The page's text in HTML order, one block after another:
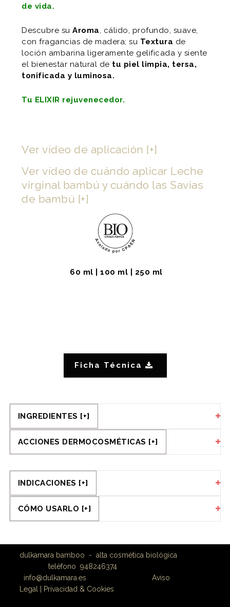
de vida.
Descubre suAroma, cálido, profundo, suave,
con fragancias de madera; su Textura de
loción ambarina ligeramente gelificada y siente
el bienestar natural de tu piel limpia, tersa,
tonificada y luminosa.
Tu ELIXIR rejuvenecedor.
Ver vídeode aplicación [+]
Ver vídeo de cuándo aplicar Leche
virginal bambú y cuándo las Savias
de bambú [+]
60 ml | 100 ml | 250 ml
Ficha Técnica
INGREDIENTES [+]
ACCIONES DERMOCOSMÉTICAS [+]
INDICACIONES [+]
CÓMO USARLO [+]
dulkamara bamboo - alta cosmética biológica
teléfono 948246374
info@dulkamara.es
Aviso
Legal
Privacidad & Cookies